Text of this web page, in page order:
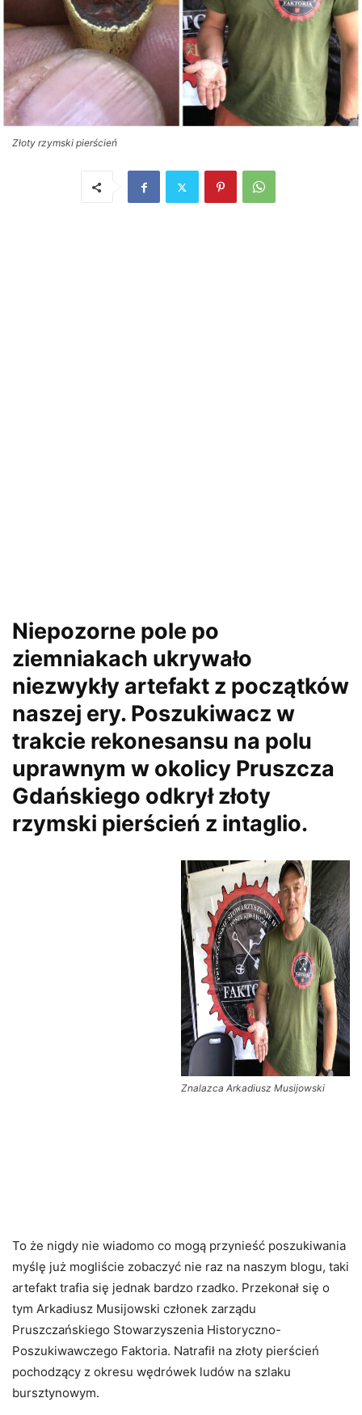
Złoty rzymski pierścień
Niepozorne pole po
ziemniakach ukrywało
niezwykły artefakt z początków
naszej ery. Poszukiwacz w
trakcie rekonesansu na polu
uprawnym w okolicy Pruszcza
Gdańskiego odkrył złoty
rzymski pierścień z intaglio.
Znalazca Arkadiusz Musijowski
To że nigdy nie wiadomo co mogą przynieść poszukiwania
myślę już mogliście zobaczyć nie raz na naszym blogu, taki
artefakt trafia się jednak bardzo rzadko. Przekonał się o
tym Arkadiusz Musijowski członek zarządu
Pruszczańskiego Stowarzyszenia Historyczno-
Poszukiwawczego Faktoria. Natrafił na złoty pierścień
pochodzący z okresu wędrówek ludów na szlaku
bursztynowym.